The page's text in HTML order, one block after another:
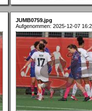
JUMB0759.jpg
Aufgenommen: 2025-12-07